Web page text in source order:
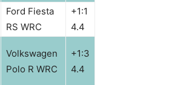
Ford Fiesta
RS WRC
+1:1
4.4
Volkswagen
Polo R WRC
+1:3
4.4